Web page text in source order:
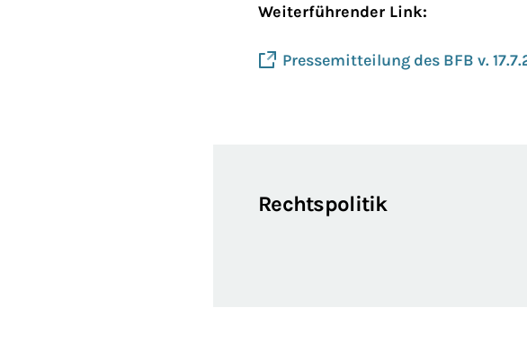
Weiterführender Link:
Pressemitteilung des BFB v.
Rechtspolitik